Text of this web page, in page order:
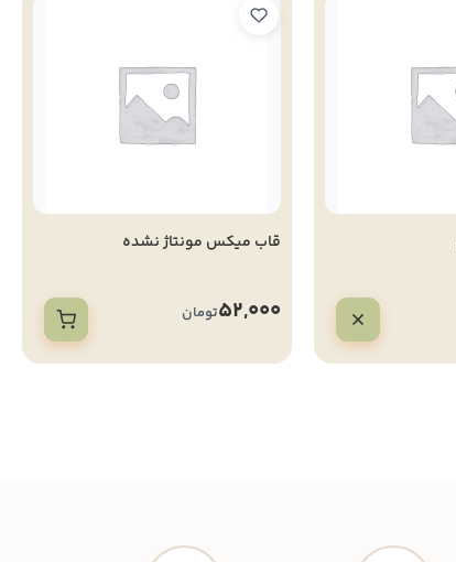
قاب میکس مونتاژ نشده
52,000تومان